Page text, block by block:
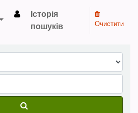
Електронний каталог
Історія
пошуків
Очистити